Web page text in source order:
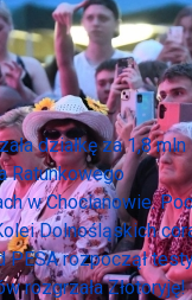
działkę za 1,8
Ratunkowego
w Chocianowie.
Dolnośląskich
PESA rozpoczął
rozgrzała